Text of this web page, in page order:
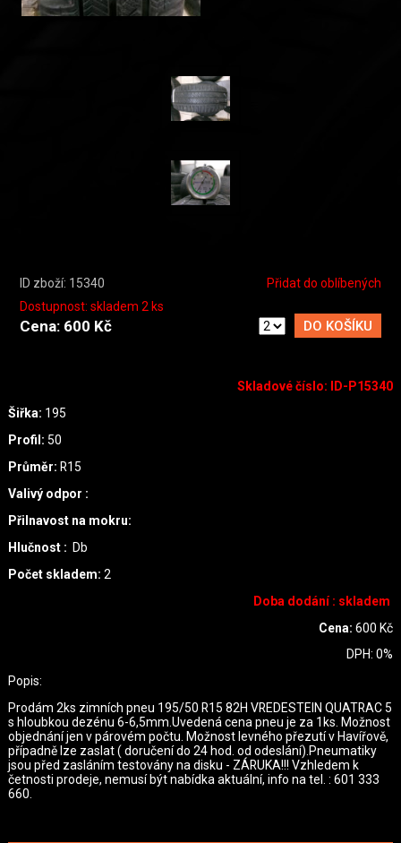
Skladové číslo:
ID-P15340
Šiřka: 195
Profil: 50
Průměr: R15
Valivý odpor :
Přilnavost na mokru:
Hlučnost : Db
Počet skladem: 2
Doba dodání : skladem
Cena: 600 Kč
DPH:0%
Popis:
Prodám 2ks zimních pneu 195/50 R15 82H VREDESTEIN QUATRAC 5
s hloubkou dezénu 6-6,5mm.Uvedená cena pneu je za 1ks. Možnost
objednání jen v párovém počtu. Možnost levného přezutí v Havířově,
případně lze zaslat ( doručení do 24 hod. od odeslání).Pneumatiky
jsou před zasláním testovány na disku - ZÁRUKA!!! Vzhledem k
četnosti prodeje, nemusí být nabídka aktuální, info na tel. : 601 333
660.
ID zboží: 15340
Přidat do oblíbených
Dostupnost: skladem 2 ks
Cena: 600 Kč DO KOŠÍKU